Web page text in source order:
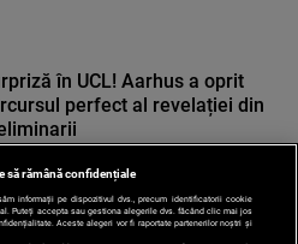
în UCL! Aarhus a oprit
perfect al revelației din
să rămână confidențiale
informații pe dispozitivul dvs., precum identificatorii cookie
Puteți accepta sau gestiona alegerile dvs. făcând clic mai jos
Aceste alegeri vor fi raportate partenerilor noștri și